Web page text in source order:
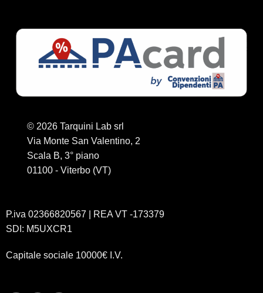
© 2026 Tarquini Lab srl
Via Monte San Valentino, 2
Scala B, 3° piano
01100 - Viterbo (VT)
P.iva 02366820567 | REA VT -173379
SDI: M5UXCR1
Capitale sociale 10000€ I.V.